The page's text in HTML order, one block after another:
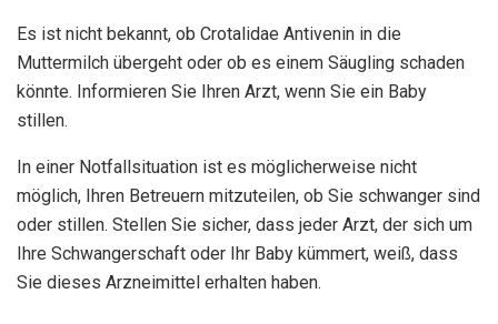
Es ist nicht bekannt, ob Crotalidae Antivenin in die
Muttermilch übergeht oder ob es einem Säugling schaden
könnte. Informieren Sie Ihren Arzt, wenn Sie ein Baby
stillen.
In einer Notfallsituation ist es möglicherweise nicht
möglich, Ihren Betreuern mitzuteilen, ob Sie schwanger sind
oder stillen. Stellen Sie sicher, dass jeder Arzt, der sich um
Ihre Schwangerschaft oder Ihr Baby kümmert, weiß, dass
Sie dieses Arzneimittel erhalten haben.